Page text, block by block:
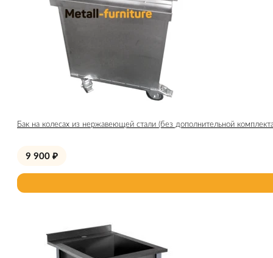
Бак на колесах из нержавеющей стали (без дополнительной
9 900 ₽